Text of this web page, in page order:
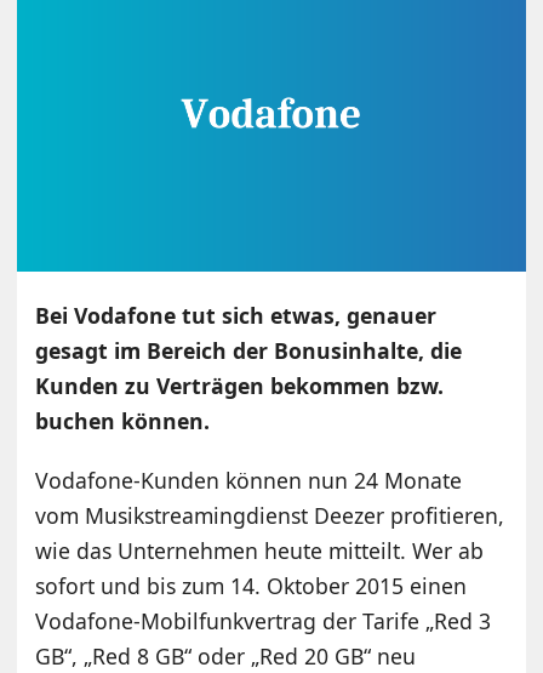
Bei Vodafone tut sich etwas, genauer
gesagt im Bereich der Bonusinhalte, die
Kunden zu Verträgen bekommen bzw.
buchen können.
Vodafone-Kunden können nun 24 Monate
vom Musikstreamingdienst Deezer profitieren,
wie das Unternehmen heute mitteilt. Wer ab
sofort und bis zum 14. Oktober 2015 einen
Vodafone-Mobilfunkvertrag der Tarife „Red 3
GB“, „Red 8 GB“ oder „Red 20 GB“ neu